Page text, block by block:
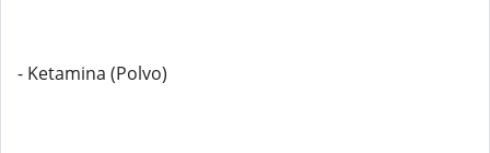
- Ketamina (Polvo)